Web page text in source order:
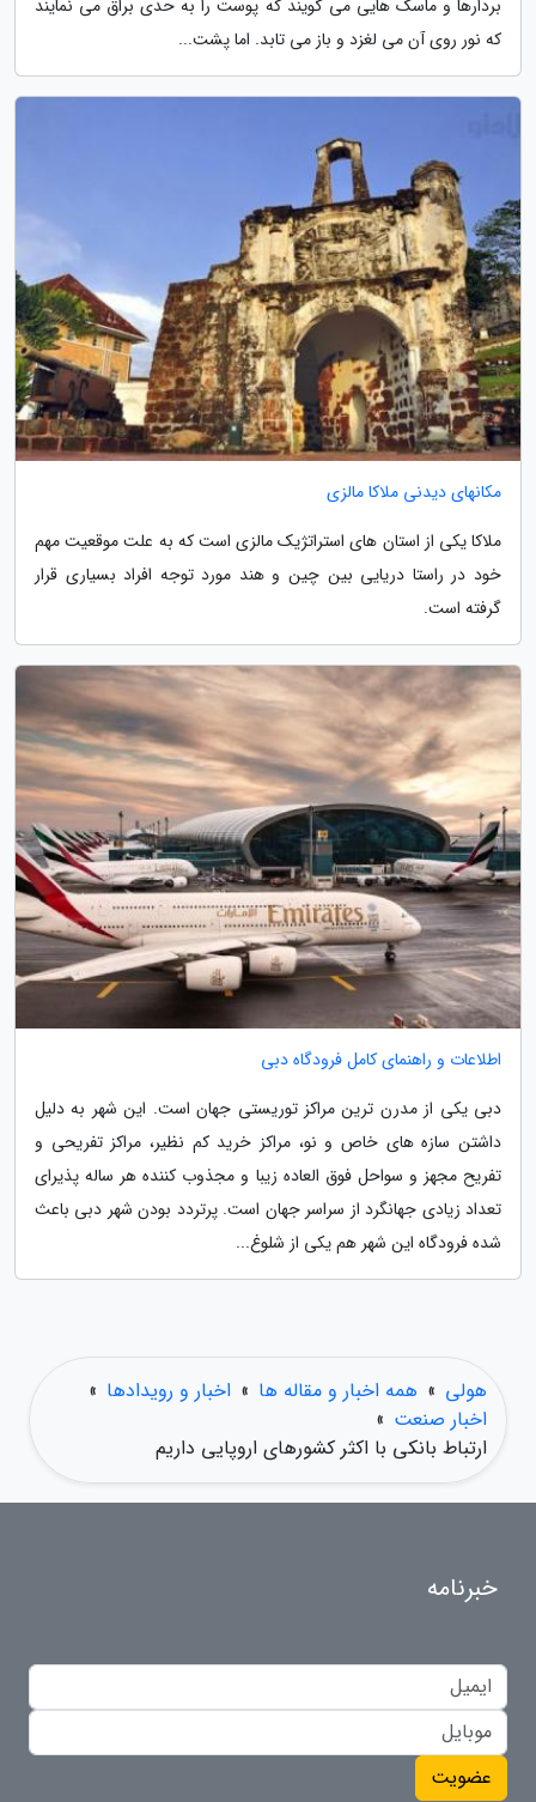
بردارها و ماسک هایی می گویند که پوست را به حدی براق می نمایند
که نور روی آن می لغزد و باز می تابد. اما پشت...
مکانهای دیدنی ملاکا مالزی
ملاکا یکی از استان های استراتژیک مالزی است که به علت موقعیت مهم
خود در راستا دریایی بین چین و هند مورد توجه افراد بسیاری قرار
گرفته است.
اطلاعات و راهنمای کامل فرودگاه دبی
دبی یکی از مدرن ترین مراکز توریستی جهان است. این شهر به دلیل
داشتن سازه های خاص و نو، مراکز خرید کم نظیر، مراکز تفریحی و
تفریح مجهز و سواحل فوق العاده زیبا و مجذوب کننده هر ساله پذیرای
تعداد زیادی جهانگرد از سراسر جهان است. پرتردد بودن شهر دبی باعث
شده فرودگاه این شهر هم یکی از شلوغ...
هولی » همه اخبار و مقاله ها » اخبار و رویدادها »
اخبار صنعت »
ارتباط بانکی با اکثر کشورهای اروپایی داریم
خبرنامه
عضویت